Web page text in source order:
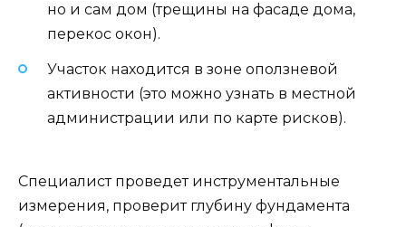
но и сам дом (трещины на фасаде дома,
перекос окон).
Участок находится в зоне оползневой
активности (это можно узнать в местной
администрации или по карте рисков).
Специалист проведет инструментальные
измерения, проверит глубину фундамента